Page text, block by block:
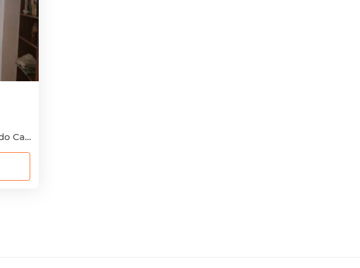
Casco Antiguo, Centro, Toledo Capital, Toledo